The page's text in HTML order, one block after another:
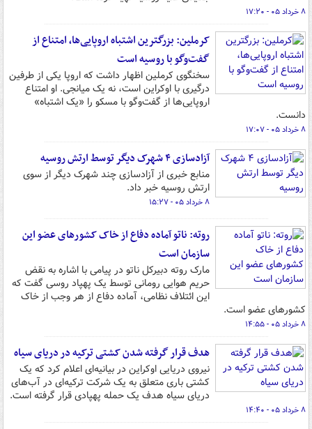
۸ خرداد ۰۵ - ۱۷:۲۰
کرملین: بزرگترین اشتباه اروپایی‌ها، امتناع از
گفت‌وگو با روسیه است
سخنگوی کرملین اظهار داشت که اروپا یکی از طرفین
درگیری با اوکراین است، نه یک میانجی. او امتناع
اروپایی‌ها از گفت‌وگو با مسکو را «یک اشتباه»
دانست.
۸ خرداد ۰۵ - ۱۷:۰۷
آزادسازی ۴ شهرک دیگر توسط ارتش روسیه
منابع خبری از آزادسازی چند شهرک دیگر از سوی
ارتش روسیه خبر داد.
۸ خرداد ۰۵ - ۱۵:۲۷
روته: ناتو آماده دفاع از خاک کشورهای عضو این
سازمان است
مارک روته دبیرکل ناتو در پیامی با اشاره به نقض
حریم هوایی رومانی توسط یک پهپاد روسی گفت که
این ائتلاف نظامی، آماده دفاع از هر وجب از خاک
کشورهای عضو است.
۸ خرداد ۰۵ - ۱۴:۵۵
هدف قرار گرفته شدن کشتی ترکیه در دریای سیاه
نیروی دریایی اوکراین در بیانیه‌ای اعلام کرد که یک
کشتی باری متعلق به یک شرکت ترکیه‌ای در آب‌های
دریای سیاه هدف یک حمله پهپادی قرار گرفته است.
۸ خرداد ۰۵ - ۱۴:۴۰